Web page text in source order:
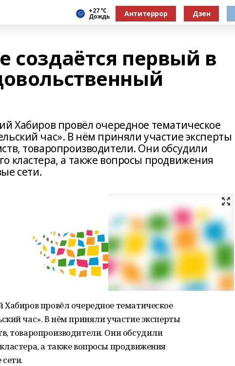
+27 °С
Дождь Антитеррор Дзен
создаётся первый в
Хабиров провёл очередное тематическое
час». В нём приняли участие эксперты
товаропроизводители. Они обсудили
кластера, а также вопросы продвижения
сети.
провёл очередное тематическое
час». В нём приняли участие эксперты
товаропроизводители. Они обсудили
а также вопросы продвижения